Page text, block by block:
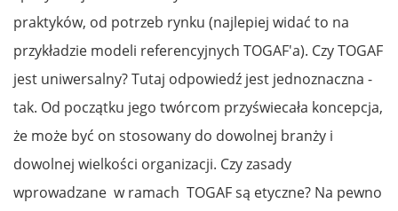
praktyków, od potrzeb rynku (najlepiej widać to na
przykładzie modeli referencyjnych TOGAF'a). Czy TOGAF
jest uniwersalny? Tutaj odpowiedź jest jednoznaczna -
tak. Od początku jego twórcom przyświecała koncepcja,
że może być on stosowany do dowolnej branży i
dowolnej wielkości organizacji. Czy zasady
wprowadzane w ramach TOGAF są etyczne? Na pewno